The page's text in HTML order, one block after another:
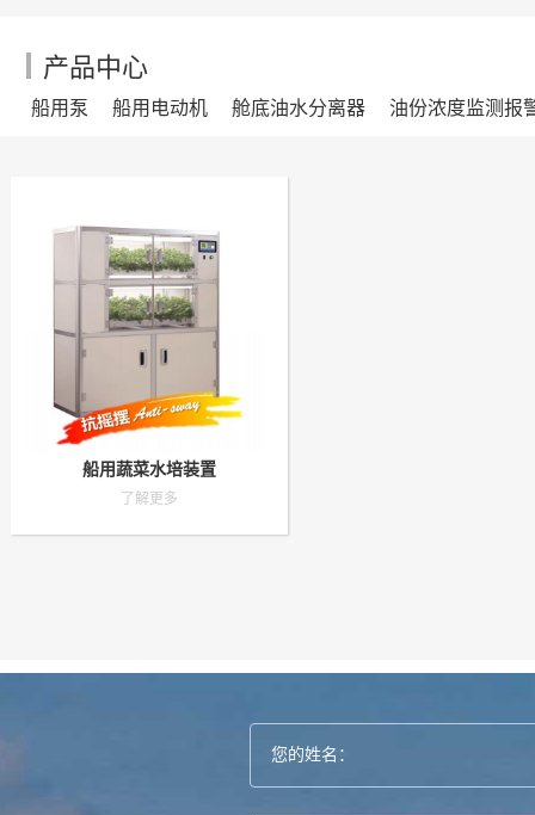
产品中心
船用泵 船用电动机 舱底油水分离器 油份浓度监测报
船用蔬菜水培装置
了解更多